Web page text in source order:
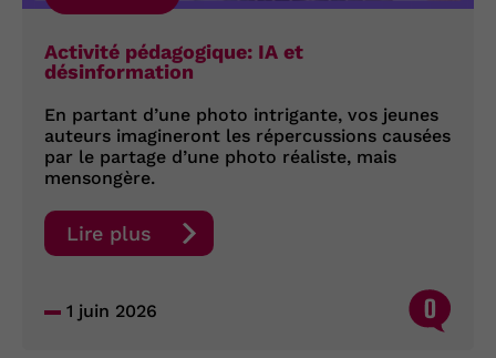
Activité pédagogique: IA et
désinformation
En partant d’une photo intrigante, vos jeunes
auteurs imagineront les répercussions causées
par le partage d’une photo réaliste, mais
mensongère.
Lire plus
1 juin 2026 0